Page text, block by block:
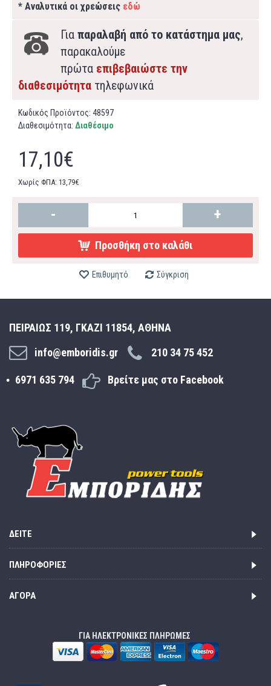
* Αναλυτικά οι χρεώσεις εδώ
Για παραλαβή από το κατάστημα μας,
παρακαλούμε
πρώτα επιβεβαιώστε την
διαθεσιμότητα τηλεφωνικά
Κωδικός Προϊόντος: 48597
Διαθεσιμότητα: Διαθέσιμο
17,10€
Χωρίς ΦΠΑ: 13,79€
- +
Προσθήκη στο καλάθι
Επιθυμητό Σύγκριση
ΠΕΙΡΑΙΩΣ 119, ΓΚΑΖΙ 11854, ΑΘΗΝΑ
info@emboridis.gr
210 34 75 452
6971 635 794 Βρείτε μας στο Facebook
ΔΕΊΤΕ
ΠΛΗΡΟΦΟΡΊΕΣ
ΑΓΟΡΆ
ΓΙΑ ΗΛΕΚΤΡΟΝΙΚΕΣ ΠΛΗΡΩΜΕΣ